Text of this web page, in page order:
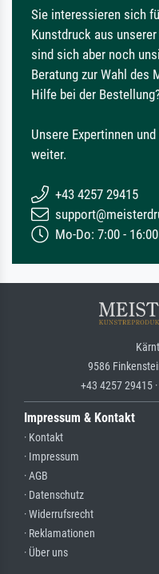
Sie interessieren sich
Kunstdruck aus
sind sich aber noch
Beratung zur Wahl des
Hilfe bei der
Unsere Expertinnen
weiter.
+43 4257 29415
Mo-Do: 7:00 -
9586
+43 4257 29415
Impressum & Kontakt
· Kontakt
· Impressum
· AGB
· Datenschutz
· Widerrufsrecht
· Reklamationen
· Über uns